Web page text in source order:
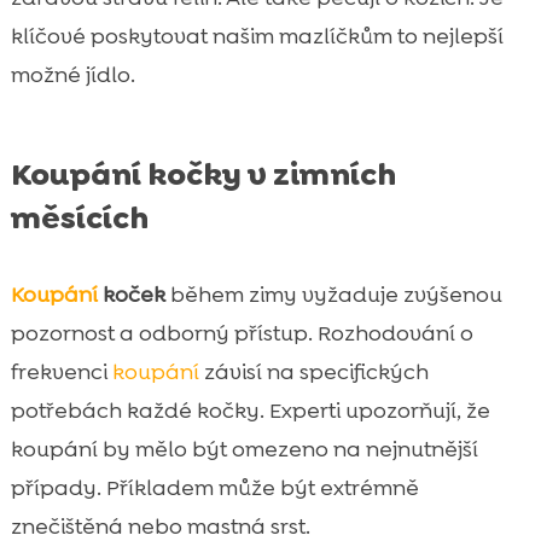
klíčové poskytovat našim mazlíčkům to nejlepší
možné jídlo.
Koupání kočky v zimních
měsících
Koupáníkočekběhem zimy vyžaduje zvýšenou
pozornost a odborný přístup. Rozhodování o
frekvencikoupánízávisí na specifických
potřebách každé kočky. Experti upozorňují, že
koupání by mělo být omezeno na nejnutnější
případy. Příkladem může být extrémně
znečištěná nebo mastná srst.